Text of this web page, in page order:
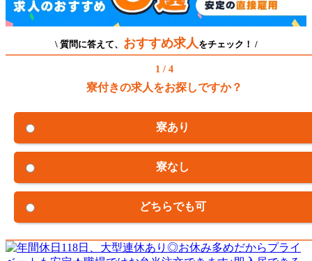
\ 質問に答えて、 おすすめ求人 をチェック！ /
1 / 4
寮付きの求人をお探しですか？
寮あり
寮なし
どちらでも可